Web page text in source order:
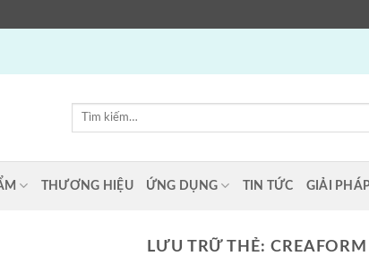
Tìm
THƯƠNG HIỆU ỨNG DỤNG TIN TỨC GIẢI
LƯU TRỮ THẺ: